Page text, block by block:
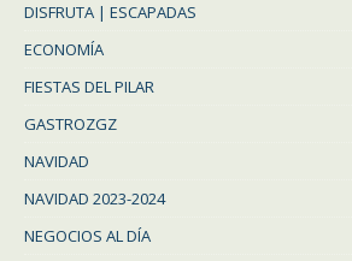
DISFRUTA | ESCAPADAS
ECONOMÍA
FIESTAS DEL PILAR
GASTROZGZ
NAVIDAD
NAVIDAD 2023-2024
NEGOCIOS AL DÍA